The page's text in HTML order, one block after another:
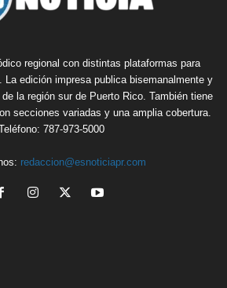
regional con distintas plataformas para
La edición impresa publica bisemanalmente y
la región sur de Puerto Rico. También tiene
secciones variadas y una amplia cobertura.
787-973-5000
redaccion@esnoticiapr.com